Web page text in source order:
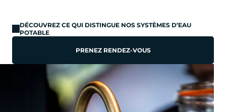
DÉCOUVREZ CE QUI DISTINGUE NOS SYSTÈMES D’EAU
POTABLE
PRENEZ RENDEZ-VOUS